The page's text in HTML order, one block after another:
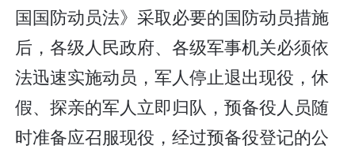
国国防动员法》采取必要的国防动员措施
后，各级人民政府、各级军事机关必须依
法迅速实施动员，军人停止退出现役，休
假、探亲的军人立即归队，预备役人员随
时准备应召服现役，经过预备役登记的公